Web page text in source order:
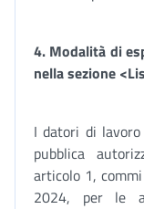
4. Modalità di
nella sezione
I datori di
pubblica
articolo 1,
2024, per le